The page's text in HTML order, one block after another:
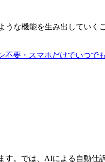
な機能を生み出していく
要・スマホだけでいつ
す。では、AIによる自動仕